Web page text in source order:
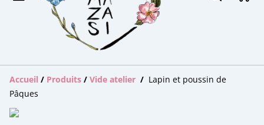
Accueil / Produits / Vide atelier / Lapin et poussin de
Pâques